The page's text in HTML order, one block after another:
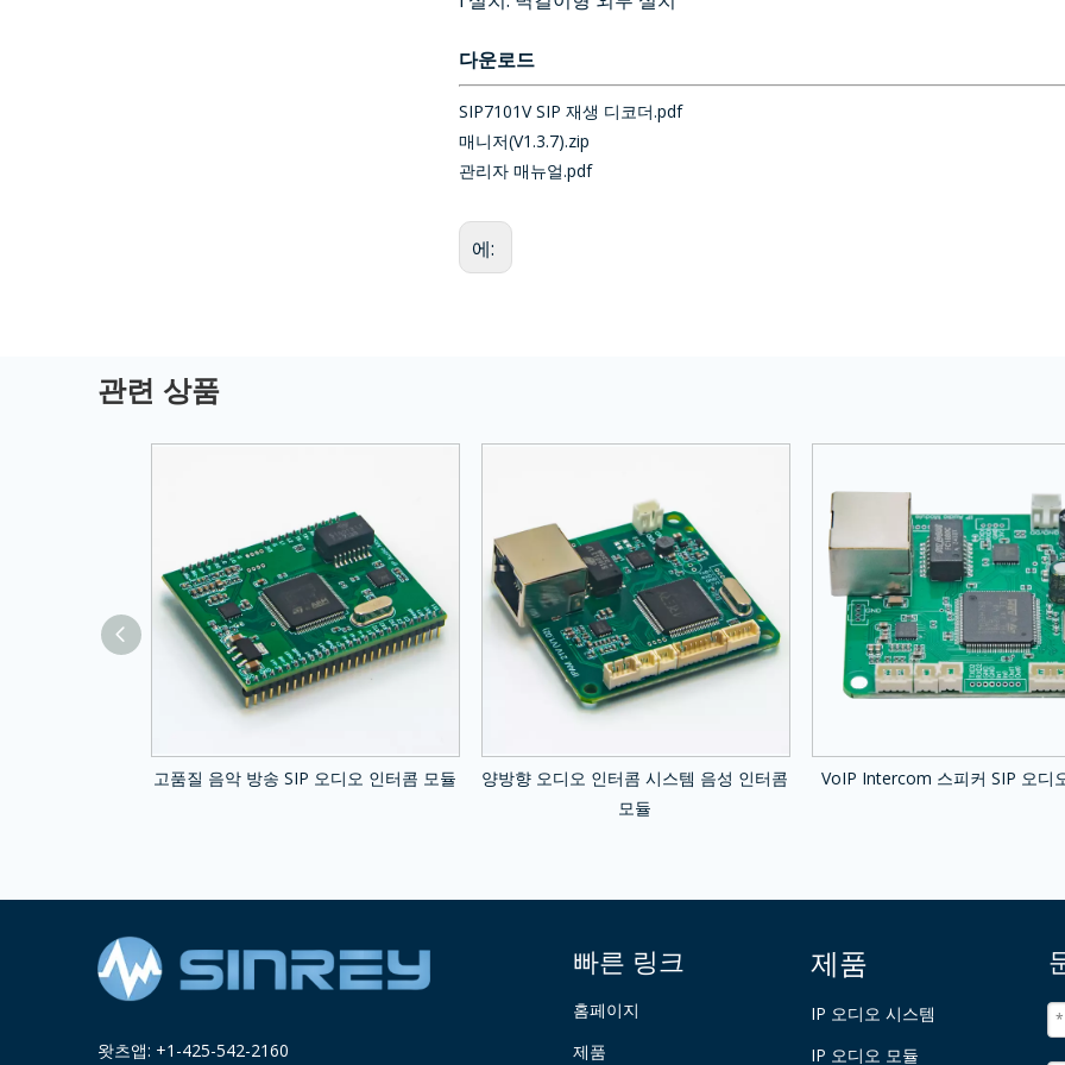
다운로드
SIP7101V SIP 재생 디코더.pdf
매니저(V1.3.7).zip
관리자 매뉴얼.pdf
에:
관련 상품
고품질 음악 방송 SIP 오디오 인터콤 모듈
양방향 오디오 인터콤 시스템 음성 인터콤
모듈
VoIP Intercom 스피커 SIP 오디
왓츠앱: +1-425-542-2160
빠른 링크
홈페이지
제품
제품
IP 오디오 시스템
IP 오디오 모듈